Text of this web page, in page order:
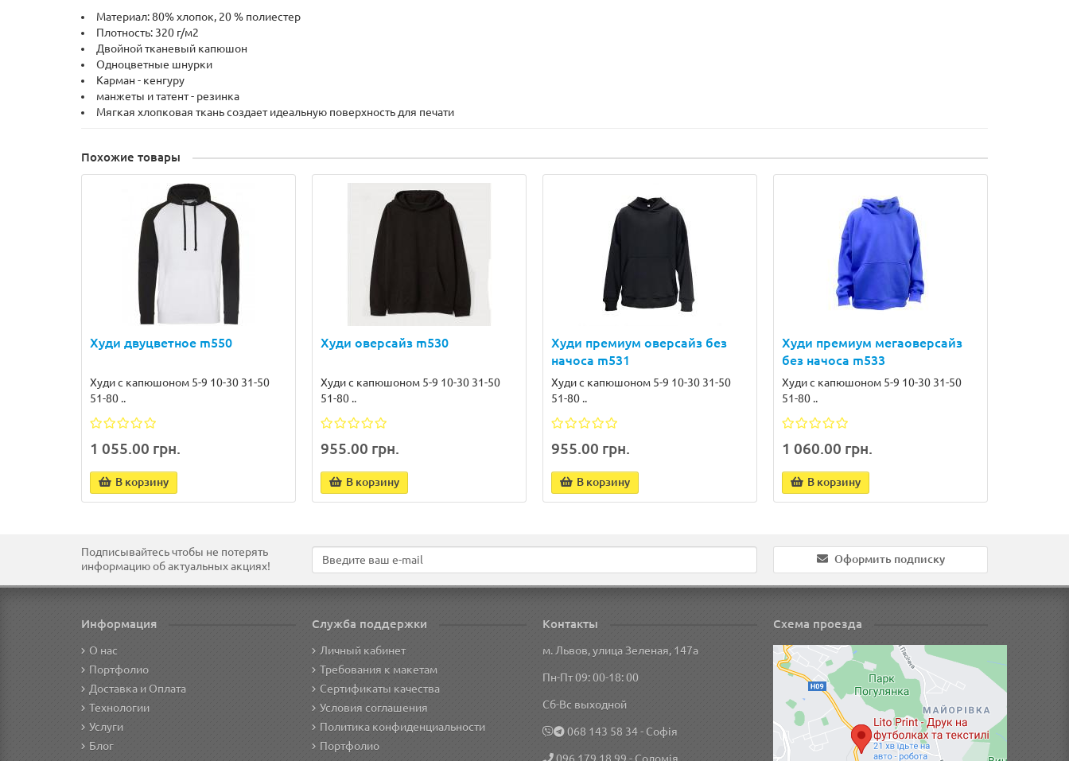
Материал: 80% хлопок, 20 % полиестер
Плотность: 320 г/м2
Двойной тканевый капюшон
Одноцветные шнурки
Карман - кенгуру
манжеты и татент - резинка
Мягкая хлопковая ткань создает идеальную поверхность для печати
Похожие товары
Худи двуцветное m550
Худи с капюшоном 5-9 10-30 31-50
51-80 ..
1 055.00 грн.
В корзину
Худи оверсайз m530
Худи с капюшоном 5-9 10-30 31-50
51-80 ..
955.00 грн.
В корзину
Худи премиум оверсайз без
начоса m531
Худи с капюшоном 5-9 10-30 31-50
51-80 ..
955.00 грн.
В корзину
Худи премиум мегаоверсайз
без начоса m533
Худи с капюшоном 5-9 10-30 31-50
51-80 ..
1 060.00 грн.
В корзину
Подписывайтесь чтобы не потерять
информацию об актуальных акциях!
Оформить подписку
Информация
О нас
Портфолио
Доставка и Оплата
Технологии
Услуги
Блог
Служба поддержки
Личный кабинет
Требования к макетам
Сертификаты качества
Условия соглашения
Политика конфиденциальности
Портфолио
Контакты
м. Львов, улица Зеленая, 147а
Пн-Пт 09: 00-18: 00
Сб-Вс выходной
‎068 143 58 34- Софія
Схема проезда